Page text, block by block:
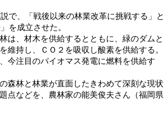
で、「戦後以来の林業改革に挑戦する」と
を成立させた。
、材木を供給するとともに、緑のダムと
維持し、ＣＯ２を吸収し酸素を供給する。
今注目のバイオマス発電に燃料を供給す
森林と林業が直面したきわめて深刻な現状
点などを、農林家の能美俊夫さん（福岡県